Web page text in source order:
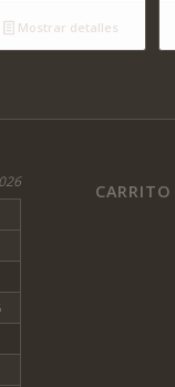
Mostrar detalles
CARRITO